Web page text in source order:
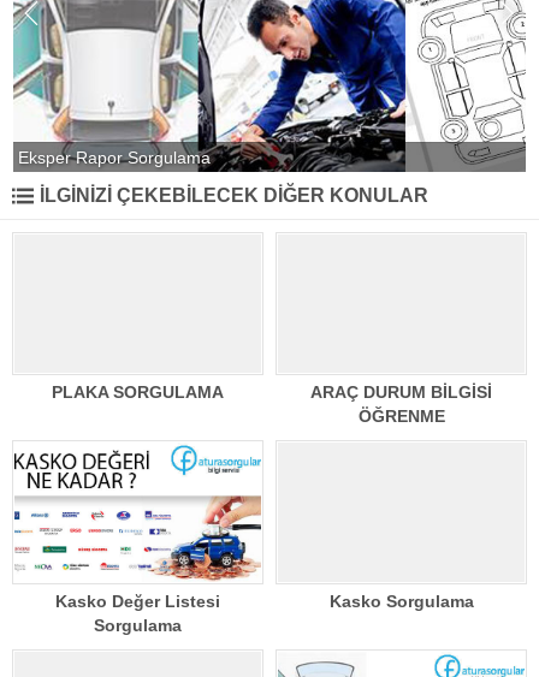
Eksper Rapor Sorgulama
İLGİNİZİ ÇEKEBİLECEK DİĞER KONULAR
PLAKA SORGULAMA
ARAÇ DURUM BİLGİSİ
ÖĞRENME
Kasko Değer Listesi
Sorgulama
Kasko Sorgulama